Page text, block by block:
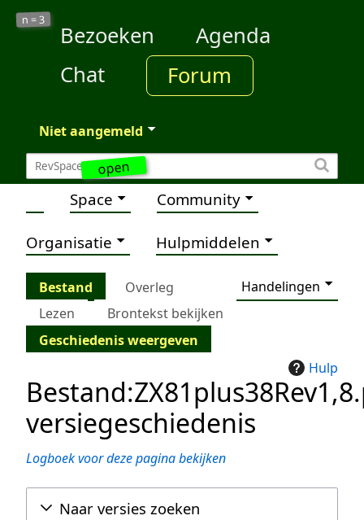
open
n =3
Bezoeken
Agenda
Chat
Forum
Niet aangemeld
Space Community
Organisatie Hulpmiddelen
Bestand Overleg
Handelingen
Lezen
Brontekst bekijken
Geschiedenis weergeven
Hulp
versiegeschiedenis
Logboek voor deze pagina bekijken
Naar versies zoeken